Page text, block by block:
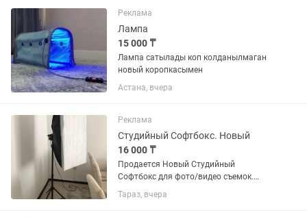
Реклама
Лампа
15 000 ₸
Лампа сатылады коп колданылмаган
новый коропкасымен
Астана, вчера
Реклама
Студийный Софтбокс. Новый
16 000 ₸
Продается Новый Студийный
Софтбокс для фото/видео съемок.
Размер: 60х90 LED лампа с цветовой
температурой: теплый, холодный,
Тараз, вчера